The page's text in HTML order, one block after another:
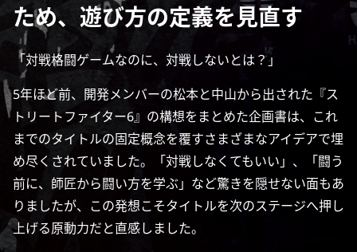
ため、 遊び方の定義を見直す
「対戦格闘ゲームなのに、対戦しないとは？」
5年ほど前、開発メンバーの松本と中山から出された『ス
トリートファイター6』の構想をまとめた企画書は、これ
までのタイトルの固定概念を覆すさまざまなアイデアで埋
め尽くされていました。「対戦しなくてもいい」、「闘う
前に、師匠から闘い方を学ぶ」など驚きを隠せない面もあ
りましたが、この発想こそタイトルを次のステージへ押し
上げる原動力だと直感しました。